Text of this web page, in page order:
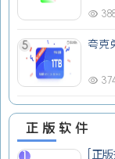
5 夸克
正版软件
[正